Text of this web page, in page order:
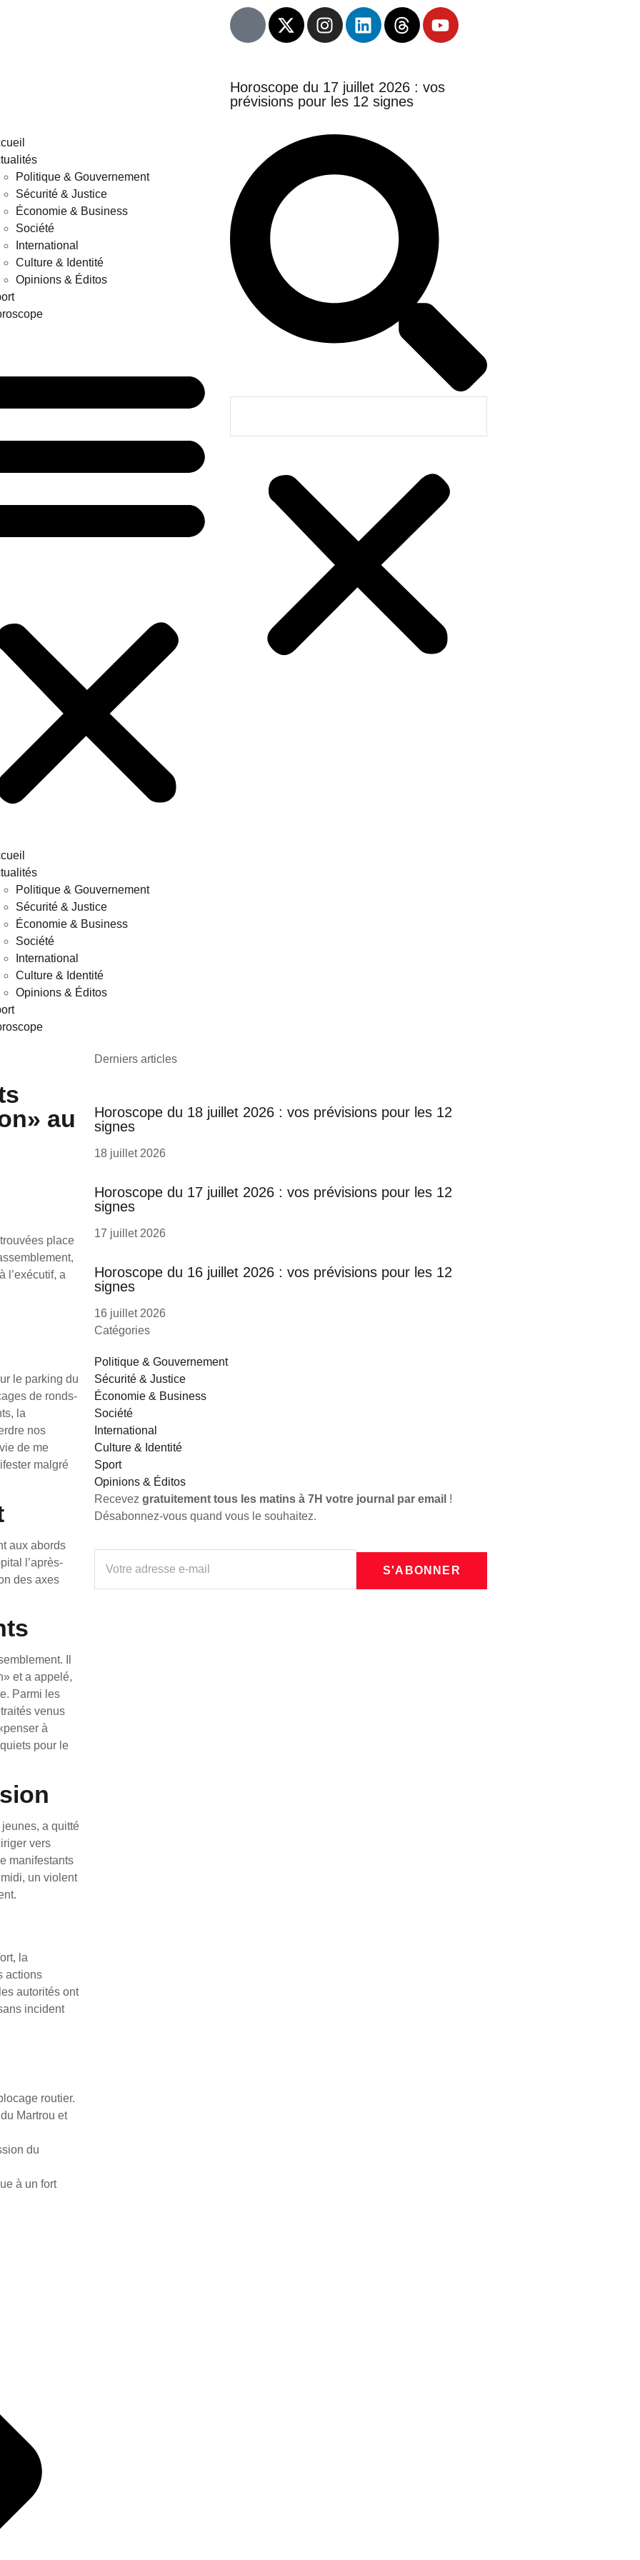
Horoscope du 17 juillet 2026 : vos
prévisions pour les 12 signes
Politique & Gouvernement
Sécurité & Justice
Économie & Business
Société
International
Culture & Identité
Opinions & Éditos
Politique & Gouvernement
Sécurité & Justice
Économie & Business
Société
International
Culture & Identité
Opinions & Éditos
au
place
l’exécutif, a
le parking du
de ronds-
la
nos
de me
malgré
aux abords
l’après-
des axes
Il
et a appelé,
Parmi les
venus
à
pour le
a quitté
vers
manifestants
un violent
la
actions
autorités ont
incident
routier.
Martrou et
du
à un fort
Derniers articles
Horoscope du 18 juillet 2026 : vos prévisions pour les 12
signes
18 juillet 2026
Horoscope du 17 juillet 2026 : vos prévisions pour les 12
signes
17 juillet 2026
Horoscope du 16 juillet 2026 : vos prévisions pour les 12
signes
16 juillet 2026
Catégories
Politique & Gouvernement
Sécurité & Justice
Économie & Business
Société
International
Culture & Identité
Sport
Opinions & Éditos
Recevez gratuitement tous les matins à 7H votre journal par email !
Désabonnez-vous quand vous le souhaitez.
S'ABONNER